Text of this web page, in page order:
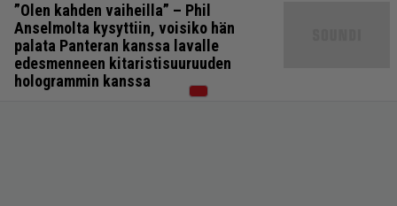
”Olen kahden vaiheilla” – Phil
Anselmolta kysyttiin, voisiko hän
palata Panteran kanssa lavalle
edesmenneen kitaristisuuruuden
hologrammin kanssa